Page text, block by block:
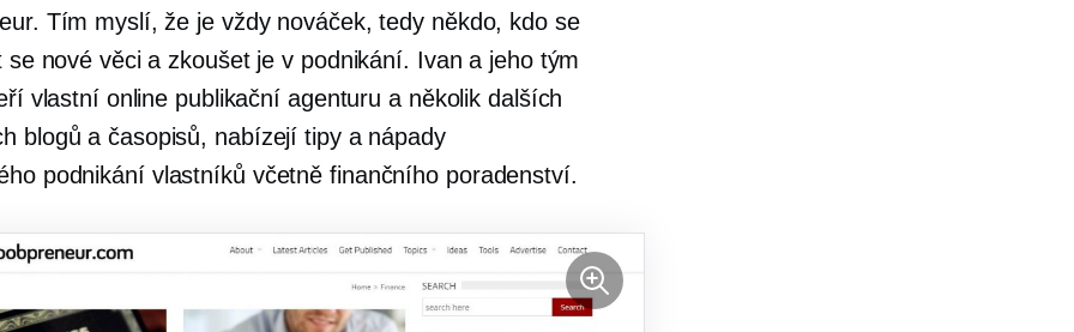
Tím myslí, že je vždy nováček, tedy někdo, kdo se
se nové věci a zkoušet je v podnikání. Ivan a jeho tým
vlastní online publikační agenturu a několik dalších
blogů a časopisů, nabízejí tipy a nápady
podnikánívlastníků včetně finančního poradenství.